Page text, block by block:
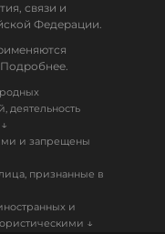
связи и
Федерации.
деятельность
↓
и запрещены
признанные в
и
↓